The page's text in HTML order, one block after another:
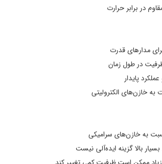
در برابر حرارت
مدارهای قدرت
در طول زمان
پایدار
خازن‌های الکترولیتی
به خازن‌های سرامیکی
بالا گزینه ایده‌آلی نیست